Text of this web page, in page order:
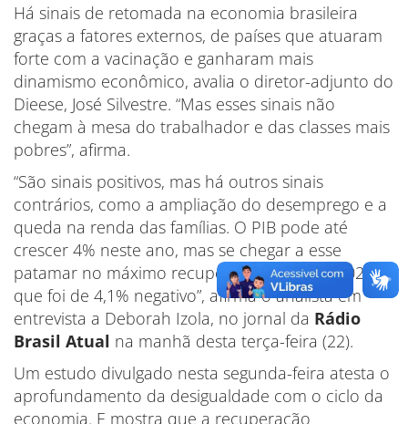
Há sinais de retomada na economia brasileira
graças a fatores externos, de países que atuaram
forte com a vacinação e ganharam mais
dinamismo econômico, avalia o diretor-adjunto do
Dieese, José Silvestre. “Mas esses sinais não
chegam à mesa do trabalhador e das classes mais
pobres”, afirma.
“São sinais positivos, mas há outros sinais
contrários, como a ampliação do desemprego e a
queda na renda das famílias. O PIB pode até
crescer 4% neste ano, mas se chegar a esse
patamar no máximo recupera o tombo de 2020,
que foi de 4,1% negativo”, afirma o analista em
entrevista a Deborah Izola, no jornal da Rádio
Brasil Atual na manhã desta terça-feira (22).
Um estudo divulgado nesta segunda-feira atesta o
aprofundamento da desigualdade com o ciclo da
economia. E mostra que a recuperação